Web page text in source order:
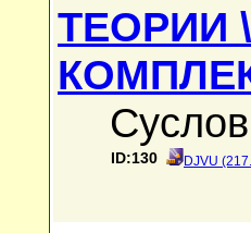
ТЕОРИИ
ID:130 DJVU